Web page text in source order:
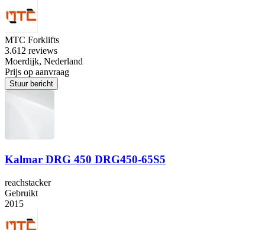
MTC Forklifts
3.612 reviews
Moerdijk, Nederland
Prijs op aanvraag
Stuur bericht
Kalmar DRG 450 DRG450-65S5
reachstacker
Gebruikt
2015